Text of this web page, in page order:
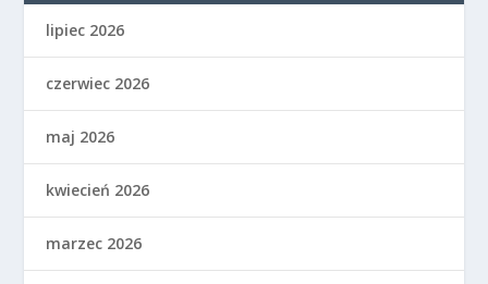
lipiec 2026
czerwiec 2026
maj 2026
kwiecień 2026
marzec 2026